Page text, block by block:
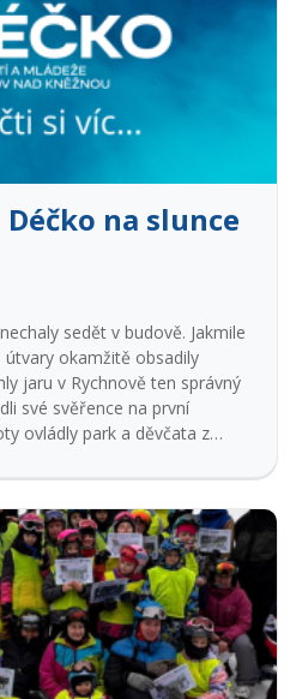
na slunce
sedět v budově. Jakmile
okamžitě obsadily
jaru v Rychnově ten správný
své svěřence na první
ovládly park a děvčata z
pozadu a proměnila zahradu v
kroužky RK Crazy
své přespávací akce v
detaily svých
je za dveřmi a kdo je
Kromě tance jsme si užili i
Ta nebyla jen o
atmosféře a společných
neodmyslitelně patří.